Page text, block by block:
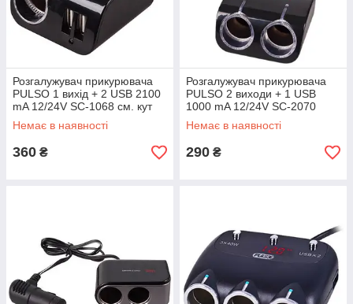
Розгалужувач прикурювача
PULSO 1 вихід + 2 USB 2100
mA 12/24V SC-1068 см. кут
(SC-1068)
Немає в наявності
360 ₴
Розгалужувач прикурювача
PULSO 2 виходи + 1 USB
1000 mA 12/24V SC-2070
(SC-2070)
Немає в наявності
290 ₴